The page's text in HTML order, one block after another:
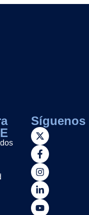
Síguenos